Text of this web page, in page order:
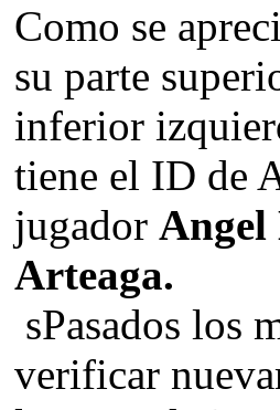
Como se
su parte
inferior
tiene el ID de
jugador Angel
Arteaga.
sPasados los
verificar